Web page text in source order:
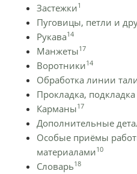
Застежки1
Пуговицы, петли и
Рукава14
Манжеты17
Воротники14
Обработка линии
Прокладка,
Карманы17
Дополнительные
Особые приёмы
материалами10
Словарь18